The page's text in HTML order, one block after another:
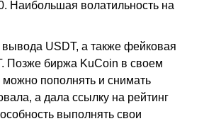
Наибольшая волатильность на
USDT, а также фейковая
Позже биржа KuCoin в своем
пополнять и снимать
а дала ссылку на рейтинг
выполнять свои